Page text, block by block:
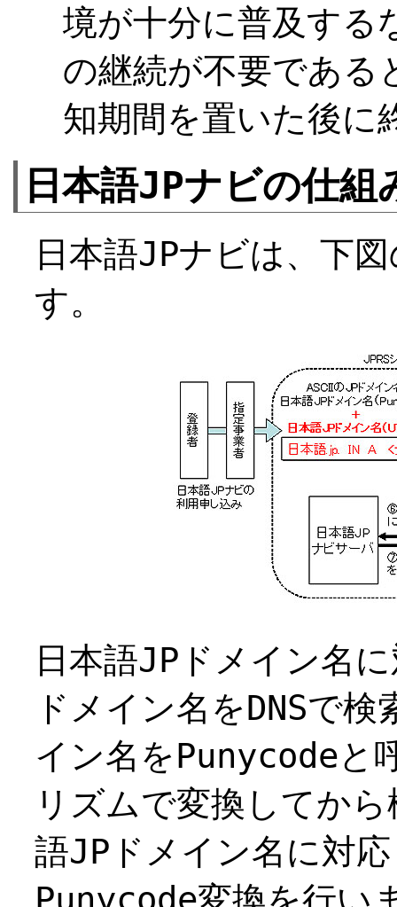
境が十分に普及する
の継続が不要である
知期間を置いた後に
日本語JPナビの仕組
日本語JPナビは、下
す。
日本語JPドメイン名
ドメイン名をDNSで
イン名をPunycodeと
リズムで変換してか
語JPドメイン名に対